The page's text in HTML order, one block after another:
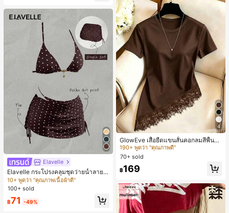
Elavelle
Elavelle กระโปรงคลุมชุดว่ายน้ำลายจุ
ดสำหรับผู้หญิง, กระโปรงคลุมชุดว่าย
น้ำสีน้ำตาลสำหรับเทศกาลฤดูใบไม้ผลิ/
#1 ขายดี ใน เนื้อผ้า ปกปิดผู้หญิง
10+ พูดว่า "คุณภาพเนื้อผ้าดี"
#1 ขายดี ใน เนื้อผ้า ปกปิดผู้หญิง
10+ พูดว่า "คุณภาพเนื้อผ้าดี"
#1 ขายดี ใน เนื้อผ้า ปกปิดผู้หญิง
10+ พูดว่า "คุณภาพเนื้อผ้าดี"
#1 ขายดี ใน เนื้อผ้า ปกปิดผู้หญิง
100+ sold
฿71 -49%
4
GlowEve เสื้อยืดแขนสั้นคอกลมสีพื้นลำ
ลองอเนกประสงค์สำหรับผู้หญิง
#3 ขายดี
ใน สีน้ำตาล เสื้อยืดลำลองพื้นฐาน
190+ พูดว่า "คุณภาพดี"
#3 ขายดี
190+ พูดว่า "คุณภาพดี"
#3 ขายดี
190+ พูดว่า "คุณภาพดี"
#3 ขายดี
ใน สีน้ำตาล เสื้อยืดลำลองพื้นฐาน
70+ sold
฿169